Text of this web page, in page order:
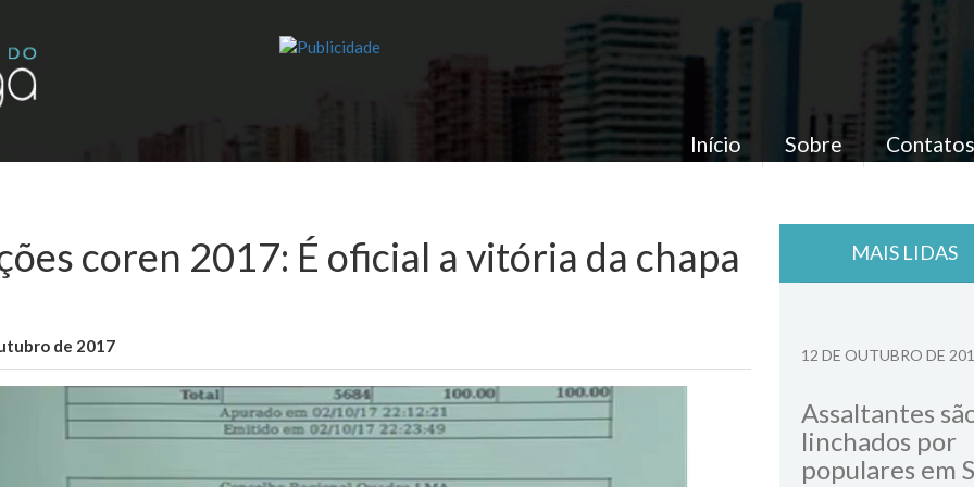
Início Sobre Contatos
coren 2017: É oficial a vitória da chapa
de 2017
MAIS LIDAS
12 DE OUTUBRO DE
Assaltantes
linchados por
populares em